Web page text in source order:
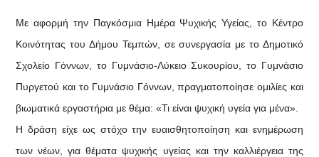
Με αφορμή την Παγκόσμια Ημέρα Ψυχικής Υγείας, το Κέντρο
Κοινότητας του Δήμου Τεμπών, σε συνεργασία με το Δημοτικό
Σχολείο Γόννων, το Γυμνάσιο-Λύκειο Συκουρίου, το Γυμνάσιο
Πυργετού και το Γυμνάσιο Γόννων, πραγματοποίησε ομιλίες και
βιωματικά εργαστήρια με θέμα: «Τι είναι ψυχική υγεία για μένα».
Η δράση είχε ως στόχο την ευαισθητοποίηση και ενημέρωση
των νέων, για θέματα ψυχικής υγείας και την καλλιέργεια της